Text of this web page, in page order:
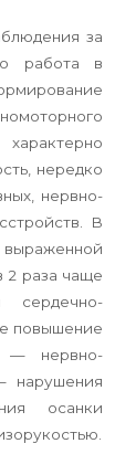
за
работа в
нередко
нервно-
В
2 раза чаще
сердечно-
повышение
— нервно-
нарушения
осанки